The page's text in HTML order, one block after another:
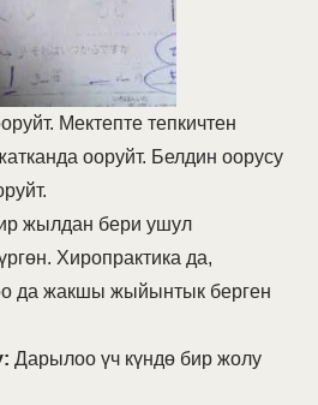
Мектепте тепкичтен
ооруйт. Белдин оорусу
жылдан бери ушул
Хиропрактика да,
да жакшы жыйынтык берген
Дарылоо үч күндө бир жолу